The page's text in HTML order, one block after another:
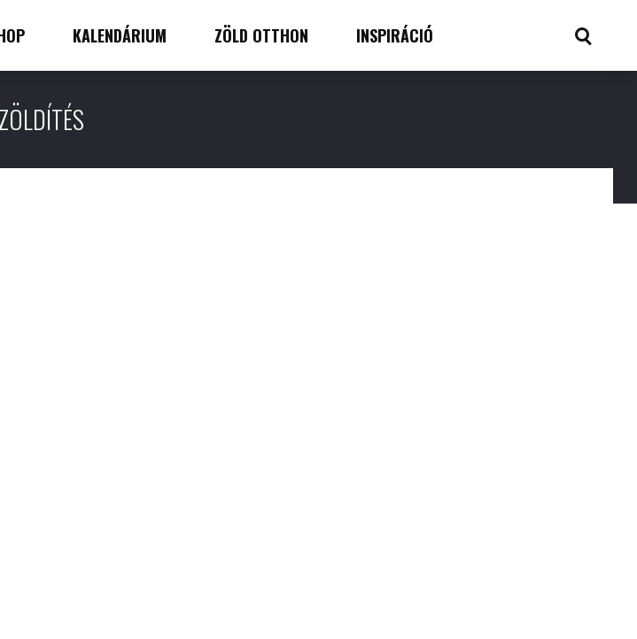
KALENDÁRIUM ZÖLD OTTHON INSPIRÁCIÓ
ZÖLDÍTÉS